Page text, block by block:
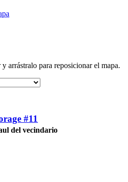
arrástralo para reposicionar el mapa.
#11
del vecindario